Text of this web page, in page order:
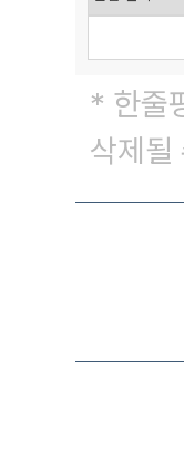
* 한줄
삭제될